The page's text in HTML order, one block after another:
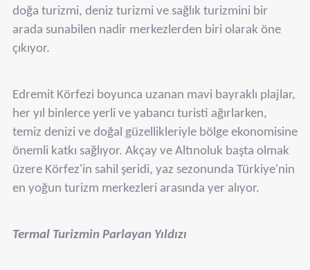
doğa turizmi, deniz turizmi ve sağlık turizmini bir
arada sunabilen nadir merkezlerden biri olarak öne
çıkıyor.
Edremit Körfezi boyunca uzanan mavi bayraklı plajlar,
her yıl binlerce yerli ve yabancı turisti ağırlarken,
temiz denizi ve doğal güzellikleriyle bölge ekonomisine
önemli katkı sağlıyor. Akçay ve Altınoluk başta olmak
üzere Körfez'in sahil şeridi, yaz sezonunda Türkiye'nin
en yoğun turizm merkezleri arasında yer alıyor.
Termal Turizmin Parlayan Yıldızı